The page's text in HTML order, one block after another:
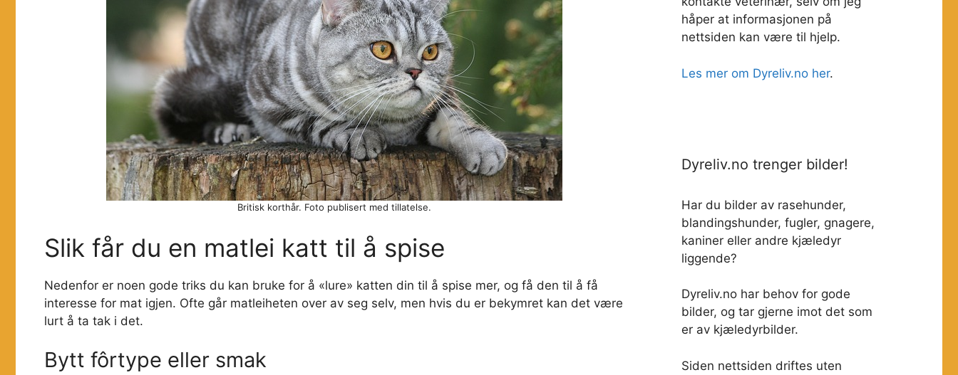
Britisk korthår. Foto publisert med tillatelse.
Slik får du en matlei katt til å spise
Nedenfor er noen gode triks du kan bruke for å «lure» katten din til å spise mer, og få den til å få
interesse for mat igjen. Ofte går matleiheten over av seg selv, men hvis du er bekymret kan det være
lurt å ta tak i det.
Bytt fôrtype eller smak
håper at informasjonen på
nettsiden kan være til hjelp.
Les mer om Dyreliv.no her.
Dyreliv.no trenger bilder!
Har du bilder av rasehunder,
blandingshunder, fugler, gnagere,
kaniner eller andre kjæledyr
liggende?
Dyreliv.no har behov for gode
bilder, og tar gjerne imot det som
er av kjæledyrbilder.
Siden nettsiden driftes uten